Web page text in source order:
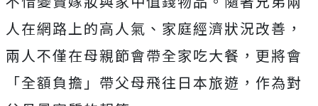
人在網路上的高人氣、家庭經濟狀況改善，
兩人不僅在母親節會帶全家吃大餐，更將會
「全額負擔」 帶父母飛往日本旅遊，作為對